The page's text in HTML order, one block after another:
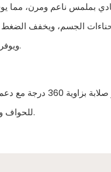
بملمس ناعم ومرن، مما
الجسم، ويخفف
ويوفر دعماً وراحة جيدين.
توفر النوابض الأكثر
للحواف وتوسع منطقة النوم.